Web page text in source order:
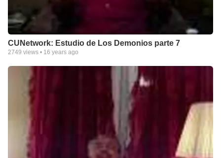
CUNetwork: Estudio de Los Demonios parte 7
2749 views • 16 years ago